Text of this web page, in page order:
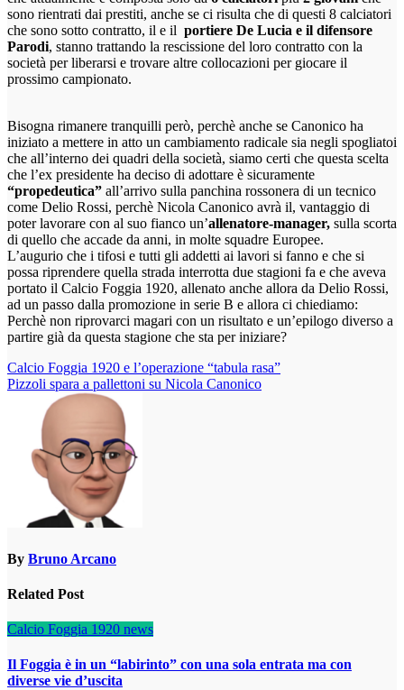
sono rientrati dai prestiti, anche se ci risulta che di questi 8 calciatori
che sono sotto contratto, il e il portiere De Lucia e il difensore
Parodi, stanno trattando la rescissione del loro contratto con la
società per liberarsi e trovare altre collocazioni per giocare il
prossimo campionato.
Bisogna rimanere tranquilli però, perchè anche se Canonico ha
iniziato a mettere in atto un cambiamento radicale sia negli spogliatoi
che all’interno dei quadri della società, siamo certi che questa scelta
che l’ex presidente ha deciso di adottare è sicuramente
“propedeutica” all’arrivo sulla panchina rossonera di un tecnico
come Delio Rossi, perchè Nicola Canonico avrà il, vantaggio di
poter lavorare con al suo fianco un’allenatore-manager, sulla scorta
di quello che accade da anni, in molte squadre Europee.
L’augurio che i tifosi e tutti gli addetti ai lavori si fanno e che si
possa riprendere quella strada interrotta due stagioni fa e che aveva
portato il Calcio Foggia 1920, allenato anche allora da Delio Rossi,
ad un passo dalla promozione in serie B e allora ci chiediamo:
Perchè non riprovarci magari con un risultato e un’epilogo diverso a
partire già da questa stagione che sta per iniziare?
Navigazione
articoli
Calcio Foggia 1920 e l’operazione “tabula rasa”
Pizzoli spara a pallettoni su Nicola Canonico
By Bruno Arcano
Related Post
Calcio Foggia 1920 news
Il Foggia è in un “labirinto” con una sola entrata ma con
diverse vie d’uscita